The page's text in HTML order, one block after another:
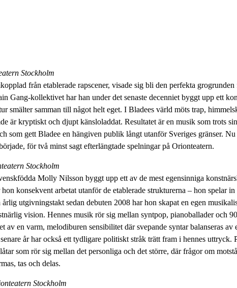
Stockholm
från etablerade rapscener, visade sig bli den perfekta grogrunden
Gang-kollektivet har han under det senaste decenniet byggt upp ett
smälter samman till något helt eget. I Bladees värld möts trap,
är kryptiskt och djupt känsloladdat. Resultatet är en musik som trots
som gett Bladee en hängiven publik långt utanför Sveriges gränser.
för två minst sagt efterlängtade spelningar på Orionteatern.
Stockholm
Molly Nilsson byggt upp ett av de mest egensinniga
konsekvent arbetat utanför de etablerade strukturerna – hon spelar
årlig utgivningstakt sedan debuten 2008 har hon skapat en egen
vision. Hennes musik rör sig mellan syntpop, pianoballader och
av en varm, melodiburen sensibilitet där svepande syntar balanseras av
år har också ett tydligare politiskt stråk trätt fram i hennes uttryck.
som rör sig mellan det personliga och det större, där frågor om
tas och delas.
Stockholm